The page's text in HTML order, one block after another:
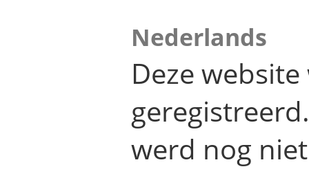
Nederlands
Deze
werd nog